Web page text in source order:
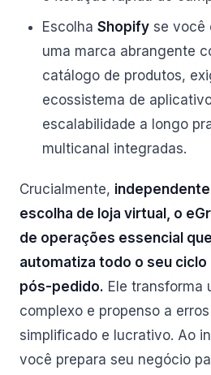
Escolha Shopify se você
uma marca abrangente
catálogo de produtos,
ecossistema de
escalabilidade a longo
multicanal integradas.
Crucialmente,
escolha de loja virtual, o
de operações essencial
automatiza todo o seu ciclo
pós-pedido. Ele transforma
complexo e propenso a
simplificado e lucrativo. Ao
você prepara seu negócio